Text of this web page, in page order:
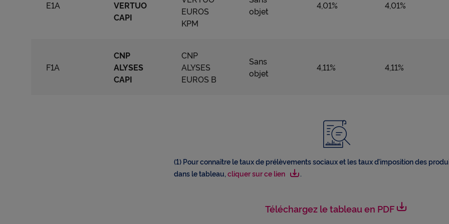
C
P
a
t
E1A
VERTUO
CAPI
EUROS
KPM
objet
4,01% 4,01%
F1A
CNP
ALYSES
CAPI
CNP
ALYSES
EUROS B
Sans
objet
4,11% 4,11%
(1) Pour connaître le taux de prélèvements sociaux et les taux d’imposition des
dans le tableau, cliquer sur ce lien .
Téléchargez le tableau en PDF